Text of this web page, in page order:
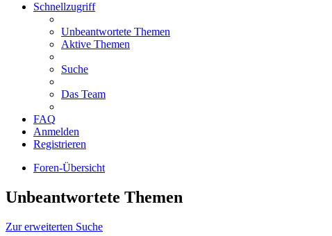
Schnellzugriff
Unbeantwortete Themen
Aktive Themen
Suche
Das Team
FAQ
Anmelden
Registrieren
Foren-Übersicht
Unbeantwortete Themen
Zur erweiterten Suche